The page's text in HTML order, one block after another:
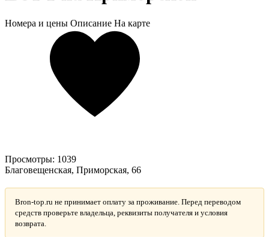
Номера и цены Описание На карте
Просмотры: 1039
Благовещенская, Приморская, 66
Bron-top.ru не принимает оплату за проживание. Перед переводом
средств проверьте владельца, реквизиты получателя и условия
возврата.